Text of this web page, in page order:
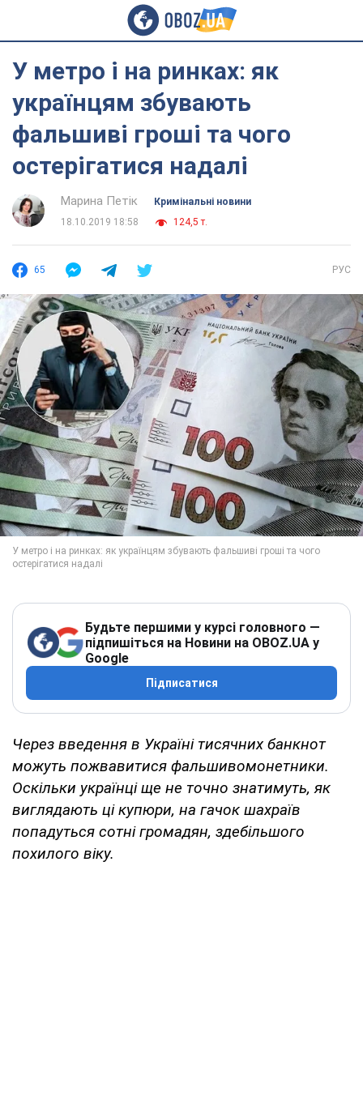
У метро і на ринках: як
українцям збувають
фальшиві гроші та чого
остерігатися надалі
Марина Петік
Кримінальні новини
18.10.2019 18:58
124,5 т.
65 РУС
Будьте першими у курсі головного —
підпишіться на Новини на OBOZ.UA у
Google
Підписатися
Через введення в Україні тисячних банкнот
можуть пожвавитися фальшивомонетники.
Оскільки українці ще не точно знатимуть, як
виглядають ці купюри, на гачок шахраїв
попадуться сотні громадян, здебільшого
похилого віку.